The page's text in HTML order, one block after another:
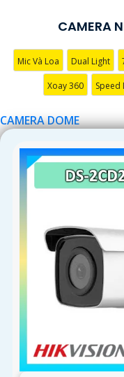
CAMERA
Mic Và Loa Dual Light
Xoay 360 Speed
CAMERA DOME